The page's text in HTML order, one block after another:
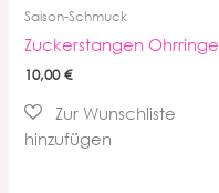
Saison-Schmuck
Zuckerstangen Ohrringe
10,00€